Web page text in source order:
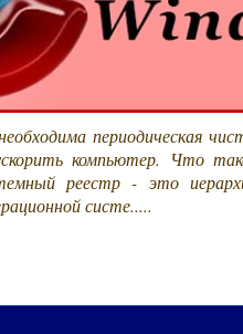
периодическая
компьютер. Что
реестр - это
систе.....